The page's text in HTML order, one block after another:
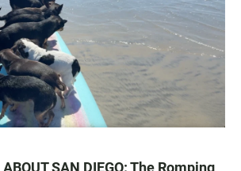
ABOUT SAN DIEGO: The Romping